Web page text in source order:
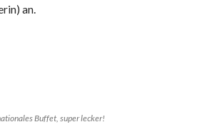
an.
Buffet, super lecker!